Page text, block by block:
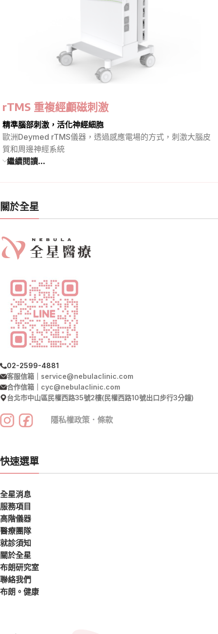
rTMS 重複經顱磁刺激
精準腦部刺激，活化神經細胞
歐洲Deymed rTMS儀器，透過感應電場的方式，刺激大腦皮
質和周邊神經系統
繼續閱讀...
關於全星
02-2599-4881
客服信箱｜service@nebulaclinic.com
合作信箱｜cyc@nebulaclinic.com
台北市中山區民權西路35號2樓(民權西路10號出口步行3分鐘)
隱私權政策 ． 條款
快速選單
全星消息
服務項目
高階儀器
醫療團隊
就診須知
關於全星
布朗研究室
聯絡我們
布朗。健康